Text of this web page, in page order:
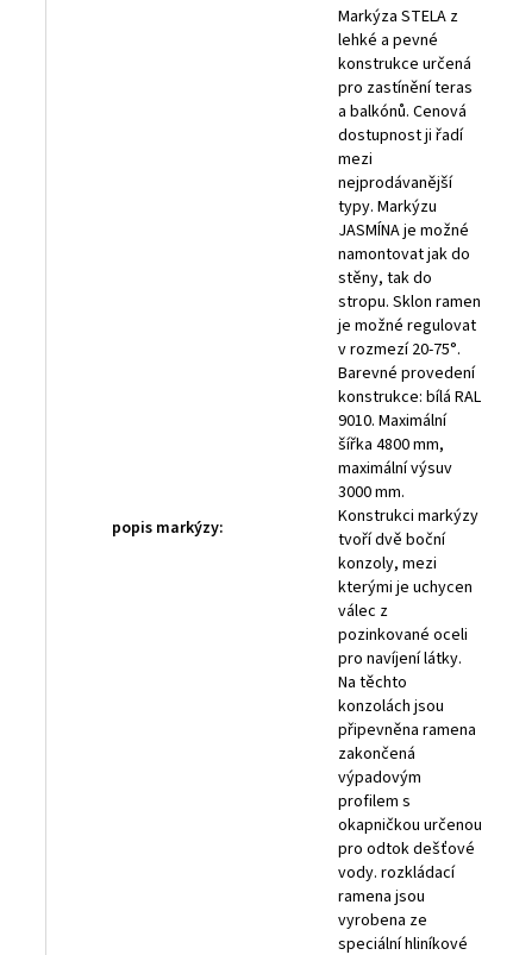
popis markýzy:
Markýza STELA z
lehké a pevné
konstrukce určená
pro zastínění teras
a balkónů. Cenová
dostupnost ji řadí
mezi
nejprodávanější
typy. Markýzu
JASMÍNA je možné
namontovat jak do
stěny, tak do
stropu. Sklon ramen
je možné regulovat
v rozmezí 20-75°.
Barevné provedení
konstrukce: bílá RAL
9010. Maximální
šířka 4800 mm,
maximální výsuv
3000 mm.
Konstrukci markýzy
tvoří dvě boční
konzoly, mezi
kterými je uchycen
válec z
pozinkované oceli
pro navíjení látky.
Na těchto
konzolách jsou
připevněna ramena
zakončená
výpadovým
profilem s
okapničkou určenou
pro odtok dešťové
vody. rozkládací
ramena jsou
vyrobena ze
speciální hliníkové